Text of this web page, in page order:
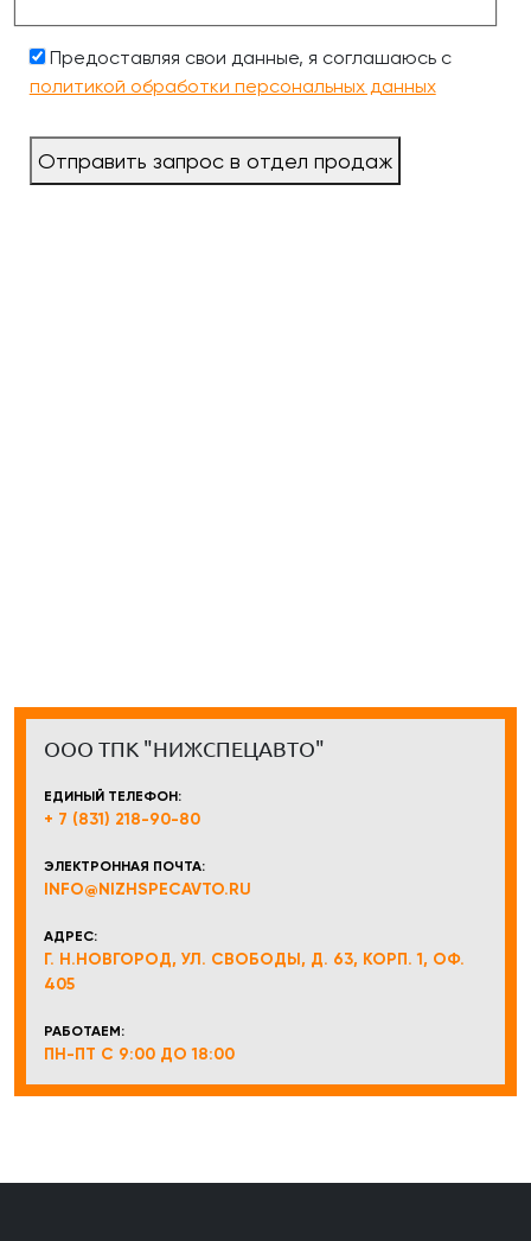
Предоставляя свои данные, я соглашаюсь с
политикой обработки персональных данных
Отправить запрос в отдел продаж
ООО ТПК "НИЖСПЕЦАВТО"
ЕДИНЫЙ ТЕЛЕФОН:
+ 7 (831) 218-90-80
ЭЛЕКТРОННАЯ ПОЧТА:
INFO@NIZHSPECAVTO.RU
АДРЕС:
Г. Н.НОВГОРОД, УЛ. СВОБОДЫ, Д. 63, КОРП. 1, ОФ.
405
РАБОТАЕМ:
ПН-ПТ С 9:00 ДО 18:00